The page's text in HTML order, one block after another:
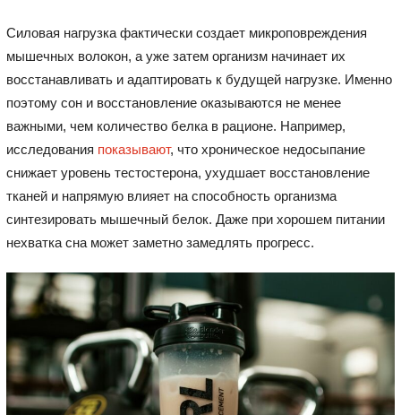
Силовая нагрузка фактически создает микроповреждения
мышечных волокон, а уже затем организм начинает их
восстанавливать и адаптировать к будущей нагрузке. Именно
поэтому сон и восстановление оказываются не менее
важными, чем количество белка в рационе. Например,
исследования показывают, что хроническое недосыпание
снижает уровень тестостерона, ухудшает восстановление
тканей и напрямую влияет на способность организма
синтезировать мышечный белок. Даже при хорошем питании
нехватка сна может заметно замедлять прогресс.